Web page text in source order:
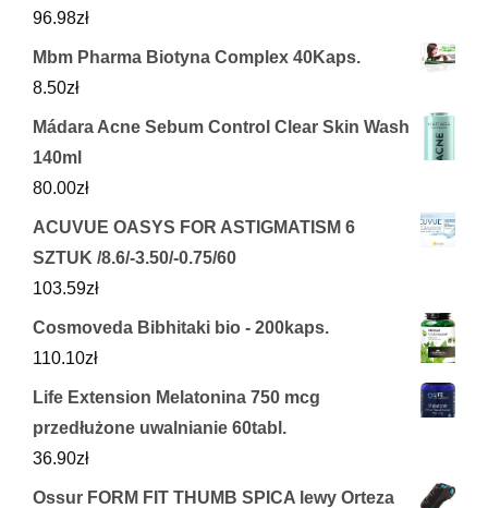
96.98zł
Mbm Pharma Biotyna Complex 40Kaps.
8.50zł
Mádara Acne Sebum Control Clear Skin Wash
140ml
80.00zł
ACUVUE OASYS FOR ASTIGMATISM 6
SZTUK /8.6/-3.50/-0.75/60
103.59zł
Cosmoveda Bibhitaki bio - 200kaps.
110.10zł
Life Extension Melatonina 750 mcg
przedłużone uwalnianie 60tabl.
36.90zł
Ossur FORM FIT THUMB SPICA lewy Orteza